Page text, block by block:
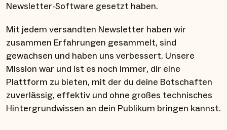
Newsletter-Software gesetzt haben.
Mit jedem versandten Newsletter haben wir
zusammen Erfahrungen gesammelt, sind
gewachsen und haben uns verbessert. Unsere
Mission war und ist es noch immer, dir eine
Plattform zu bieten, mit der du deine Botschaften
zuverlässig, effektiv und ohne großes technisches
Hintergrundwissen an dein Publikum bringen kannst.